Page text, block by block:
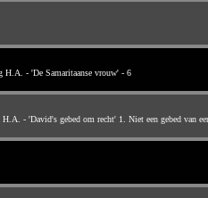
H.A. - 'De Samaritaanse vrouw' - 6
- 'David's gebed om recht' 1. Niet een gebed van